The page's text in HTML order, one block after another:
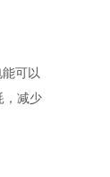
可以
，减少